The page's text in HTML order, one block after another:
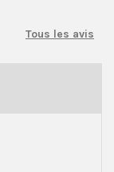
Tous les avis